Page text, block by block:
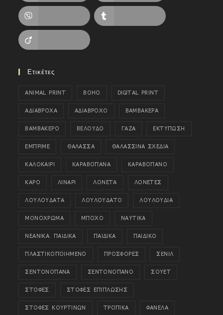
Ετικέτες
ANIMAL PRINT BOHO DIGITAL PRINT
ΑΔΙΑΒΡΟΧΑ ΑΔΙΑΒΡΟΧΟ ΒΑΜΒΑΚΕΡΑ
ΒΑΜΒΑΚΕΡΟ ΒΕΛΟΥΔΟ ΓΑΖΑ ΕΚΤΥΠΩΣΗ
ΕΜΠΡΙΜΕ ΘΑΛΑΣΣΑ ΘΑΛΑΣΣΙΝΑ ΣΧΕΔΙΑ
ΚΑΛΟΚΑΙΡΙ ΚΑΡΑΒΟΠΑΝΑ ΚΑΡΑΒΟΠΑΝΟ
ΚΑΡΟ ΛΙΝΑΡΙ ΛΟΝΕΤΑ ΛΟΝΕΤΕΣ
ΛΟΥΛΟΥΔΑΤΑ ΛΟΥΛΟΥΔΑΤΟ ΛΟΥΛΟΥΔΙΑ
ΜΟΝΟΧΡΩΜΑ ΜΠΟΧΟ ΝΑΥΤΙΚΑ
ΝΕΑΝΙΚΑ. ΠΑΙΔΙΚΑ ΠΑΙΔΙΚΑ ΠΑΙΔΙΚΟ
ΠΛΑΣΤΙΚΟΠΟΙΗΜΕΝΟ ΠΡΟΣΦΟΡΕΣ ΣΕΝΙΛ
ΣΕΝΤΟΝΟΠΑΝΑ ΣΕΝΤΟΝΟΠΑΝΟ ΣΟΥΕΤ
ΣΤΟΦΕΣ ΣΤΟΦΕΣ ΕΠΙΠΛΩΣΗΣ
ΣΤΟΦΕΣ ΚΟΥΡΤΙΝΩΝ ΤΡΟΠΙΚΑ ΦΑΝΕΛΑ